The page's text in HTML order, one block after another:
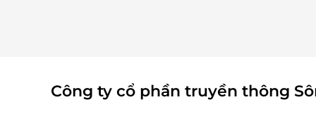
Công ty cổ phần truyền thông